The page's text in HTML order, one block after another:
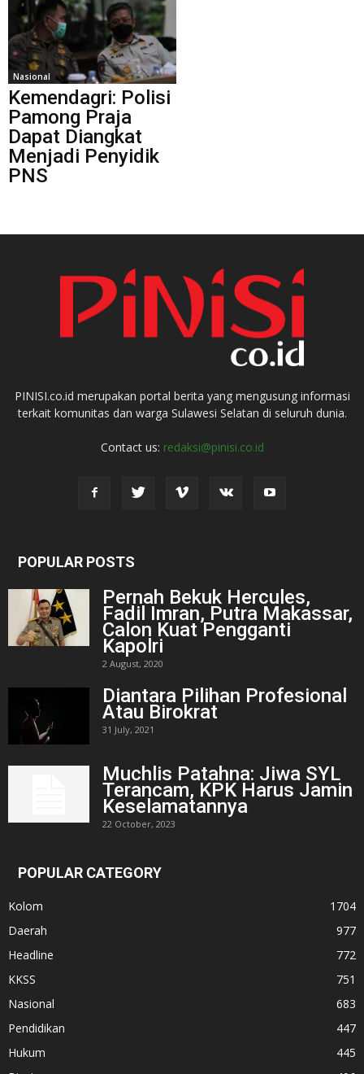
Nasional
Kemendagri: Polisi
Pamong Praja
Dapat Diangkat
Menjadi Penyidik
PNS
PINISI.co.id merupakan portal berita yang mengusung informasi
terkait komunitas dan warga Sulawesi Selatan di seluruh dunia.
Contact us: redaksi@pinisi.co.id
POPULAR POSTS
Pernah Bekuk Hercules,
Fadil Imran, Putra Makassar,
Calon Kuat Pengganti
Kapolri
2 August, 2020
Diantara Pilihan Profesional
Atau Birokrat
31 July, 2021
Muchlis Patahna: Jiwa SYL
Terancam, KPK Harus Jamin
Keselamatannya
22 October, 2023
POPULAR CATEGORY
Kolom
1704
Daerah
977
Headline
772
KKSS
751
Nasional
683
Pendidikan
447
Hukum
445